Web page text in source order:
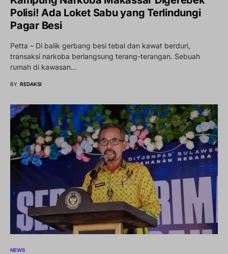
Polisi! Ada Loket Sabu yang Terlindungi
Pagar Besi
Petta – Di balik gerbang besi tebal dan kawat berduri,
transaksi narkoba berlangsung terang-terangan. Sebuah
rumah di kawasan…
BY REDAKSI
NEWS